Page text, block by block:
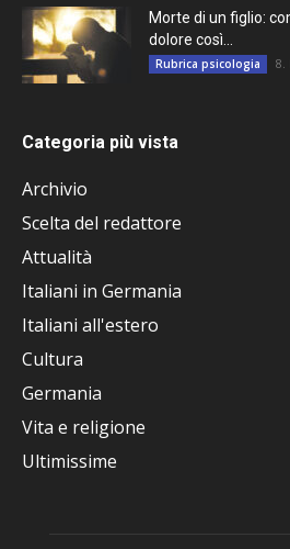
Morte di un figlio:
dolore così...
Rubrica psicologia 8.
Categoria più vista
Archivio
Scelta del redattore
Attualità
Italiani in Germania
Italiani all'estero
Cultura
Germania
Vita e religione
Ultimissime